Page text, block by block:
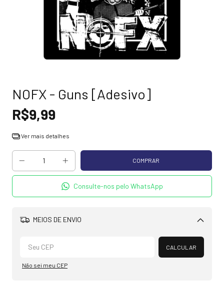
NOFX - Guns [Adesivo]
R$9,99
Ver mais detalhes
Consulte-nos pelo WhatsApp
MEIOS DE ENVIO
Alterar CEP
CALCULAR
Não sei meu CEP